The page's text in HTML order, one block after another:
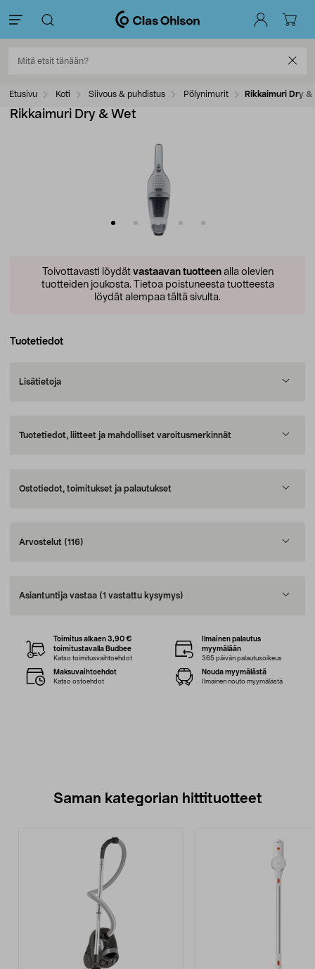
Etusivu Koti Siivous & puhdistus Pölynimurit Rikkaimuri Dry &
Rikkaimuri Dry & Wet
Toivottavasti löydät vastaavan tuotteenalla olevien
tuotteiden joukosta. Tietoa poistuneesta tuotteesta
löydät alempaa tältä sivulta.
Tuotetiedot
Lisätietoja
Tuotetiedot, liitteet ja mahdolliset varoitusmerkinnät
Ostotiedot, toimitukset ja palautukset
Arvostelut (116)
Asiantuntija vastaa (1 vastattu kysymys)
Toimitus alkaen 3,90 €
toimitustavalla Budbee
Katso toimitusvaihtoehdot
Ilmainen palautus
myymälään
365 päivän palautusoikeus
Maksuvaihtoehdot
Katso ostoehdot
Nouda myymälästä
Ilmainen nouto myymälästä
Saman kategorian hittituotteet